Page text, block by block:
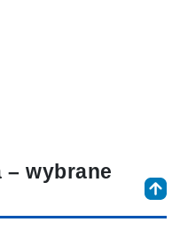
– wybrane